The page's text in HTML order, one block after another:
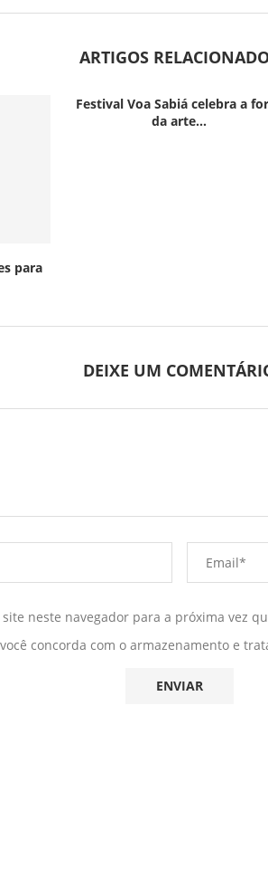
ARTIGOS
para
Festival Voa Sabiá celebra a
da arte...
DEIXE UM
neste navegador para a próxima vez
concorda com o armazenamento e